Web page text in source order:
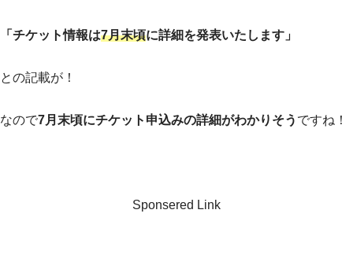
「チケット情報は7月末頃に詳細を発表いたします」
との記載が！
なので7月末頃にチケット申込みの詳細がわかりそう ですね！
Sponsered Link